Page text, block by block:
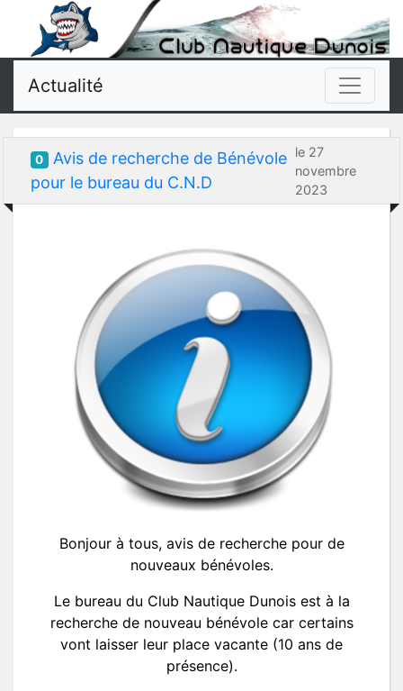
Actualité
0
Avis de recherche de Bénévole
pour le bureau du C.N.D
le 27
novembre
2023
Bonjour à tous, avis de recherche pour de
nouveaux bénévoles.
Le bureau du Club Nautique Dunois est à la
recherche de nouveau bénévole car certains
vont laisser leur place vacante (10 ans de
présence).